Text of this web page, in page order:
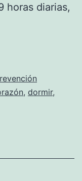
horas diarias,
, dormir,